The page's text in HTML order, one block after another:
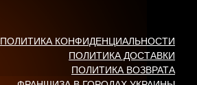
ПОЛИТИКА КОНФИДЕНЦИАЛЬНОСТИ
ПОЛИТИКА ДОСТАВКИ
ПОЛИТИКА ВОЗВРАТА